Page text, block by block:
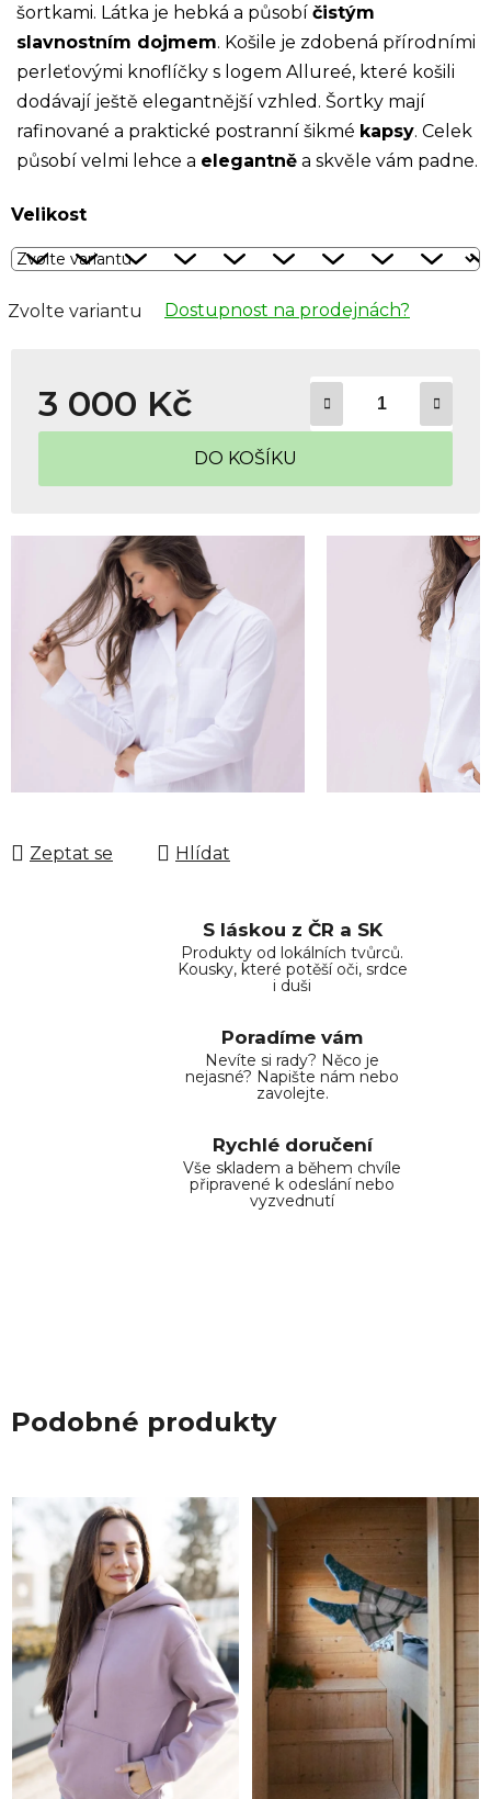
šortkami. Látka je hebká a působí čistým
slavnostním dojmem. Košile je zdobená přírodními
perleťovými knoflíčky s logem Allureé, které košili
dodávají ještě elegantnější vzhled. Šortky mají
rafinované a praktické postranní šikmé kapsy. Celek
působí velmi lehce a elegantně a skvěle vám padne.
Velikost
Zvolte variantu Dostupnost na prodejnách?
3 000 Kč
Měrná cena:
DO KOŠÍKU
Zeptat se Hlídat
S láskou z ČR a SK
Produkty od lokálních tvůrců.
Kousky, které potěší oči, srdce
i duši
Poradíme vám
Nevíte si rady? Něco je
nejasné? Napište nám nebo
zavolejte.
Rychlé doručení
Vše skladem a během chvíle
připravené k odeslání nebo
vyzvednutí
Podobné produkty